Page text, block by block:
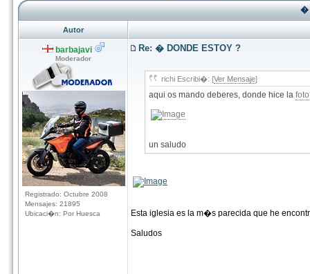
�
Autor
barbajavi
Moderador
Registrado: Octubre 2008
Mensajes: 21895
Ubicaci�n: Por Huesca
Re: � DONDE ESTOY ?
richi Escribi�: [Ver Mensaje]
aqui os mando deberes, donde hice la foto
un saludo
Esta iglesia es la m�s parecida que he
Saludos